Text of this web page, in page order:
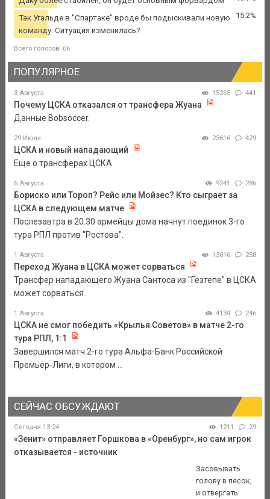
Так Угальде в "Спартаке" вроде бы подыскивали новую
команду. Ситуация изменилась?
15.2%
Всего голосов: 66
ПОПУЛЯРНОЕ
3 Августа 15265 441
Почему ЦСКА отказался от трансфера Жуана
Данные Bobsoccer.
29 Июля 23616 429
ЦСКА и новый нападающий
Еще о трансферах ЦСКА.
6 Августа 9241 286
Бориско или Тороп? Рейс или Мойзес? Кто сыграет за
ЦСКА в следующем матче
Послезавтра в 20.30 армейцы дома начнут поединок 3-го
тура РПЛ против "Ростова".
1 Августа 13016 258
Переход Жуана в ЦСКА может сорваться
Трансфер нападающего Жуана Сантоса из "Гезтепе" в ЦСКА
может сорваться.
1 Августа 4134 246
ЦСКА не смог победить «Крылья Советов» в матче 2-го
тура РПЛ, 1:1
Завершился матч 2-го тура Альфа-Банк Российской
Премьер-Лиги, в котором ...
СЕЙЧАС ОБСУЖДАЮТ
Сегодня 13:24 1211 29
«Зенит» отправляет Горшкова в «Оренбург», но сам игрок
отказывается - источник
Засовывать
голову в песок,
и отвергать